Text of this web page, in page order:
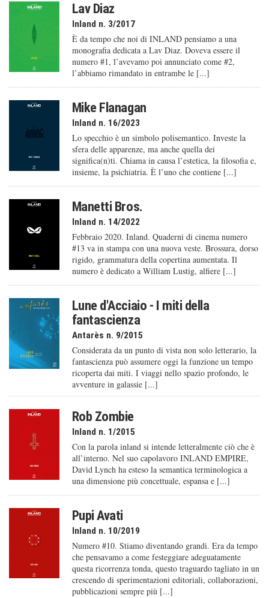
Lav Diaz
Inland n. 3/2017
È da tempo che noi di INLAND pensiamo a una
monografia dedicata a Lav Diaz. Doveva essere il
numero #1, l’avevamo poi annunciato come #2,
l’abbiamo rimandato in entrambe le [...]
Mike Flanagan
Inland n. 16/2023
Lo specchio è un simbolo polisemantico. Investe la
sfera delle apparenze, ma anche quella dei
significa(n)ti. Chiama in causa l’estetica, la filosofia e,
insieme, la psichiatria. È l’uno che contiene [...]
Manetti Bros.
Inland n. 14/2022
Febbraio 2020. Inland. Quaderni di cinema numero
#13 va in stampa con una nuova veste. Brossura, dorso
rigido, grammatura della copertina aumentata. Il
numero è dedicato a William Lustig, alfiere [...]
Lune d'Acciaio - I miti della
fantascienza
Antarès n. 9/2015
Considerata da un punto di vista non solo letterario, la
fantascienza può assumere oggi la funzione un tempo
ricoperta dai miti. I viaggi nello spazio profondo, le
avventure in galassie [...]
Rob Zombie
Inland n. 1/2015
Con la parola inland si intende letteralmente ciò che è
all’interno. Nel suo capolavoro INLAND EMPIRE,
David Lynch ha esteso la semantica terminologica a
una dimensione più concettuale, espansa e [...]
Pupi Avati
Inland n. 10/2019
Numero #10. Stiamo diventando grandi. Era da tempo
che pensavamo a come festeggiare adeguatamente
questa ricorrenza tonda, questo traguardo tagliato in un
crescendo di sperimentazioni editoriali, collaborazioni,
pubblicazioni sempre più [...]